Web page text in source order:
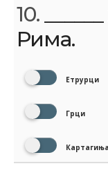
10.
Рима.
Етрурци
Грци